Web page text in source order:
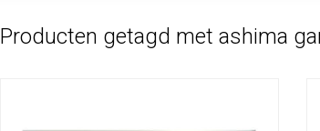
Producten getagd met ashima